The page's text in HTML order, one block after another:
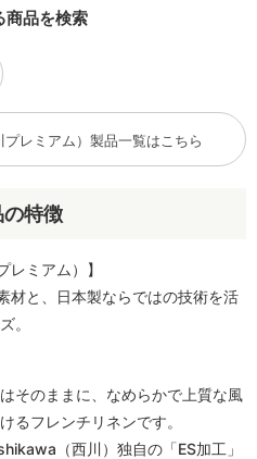
特徴
レミアム）】
材と、日本製ならではの技術を活
。
そのままに、なめらかで上質な風
るフレンチリネンです。
（西川）独自の「ES加工」
商品を検索
レミアム）製品一覧はこちら